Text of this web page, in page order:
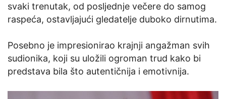
svaki trenutak, od posljednje večere do samog
raspeća, ostavljajući gledatelje duboko dirnutima.
Posebno je impresionirao krajnji angažman svih
sudionika, koji su uložili ogroman trud kako bi
predstava bila što autentičnija i emotivnija.